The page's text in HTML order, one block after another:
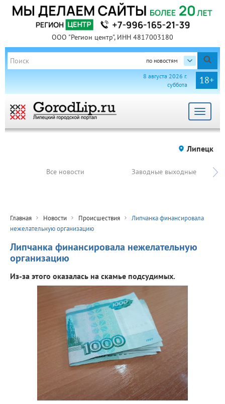
ООО "Регион центр", ИНН 4817003180
по новостям
18+
8 августа 2026 г.
суббота
Toggle
Липецк
Все новости Заводные выходные
Главная Новости Происшествия
Липчанка финансировала
нежелательную организацию
Липчанка финансировала нежелательную
организацию
Из-за этого оказалась на скамье подсудимых.